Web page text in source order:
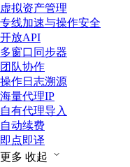
虚拟资产管理
专线加速与操作安全
开放API
多窗口同步器
团队协作
操作日志溯源
海量代理IP
自有代理导入
自动续费
即点即译
更多 收起